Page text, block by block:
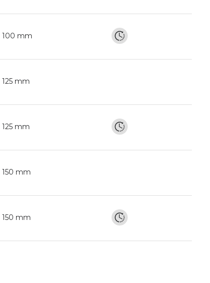
100 mm
125 mm
125 mm
150 mm
150 mm